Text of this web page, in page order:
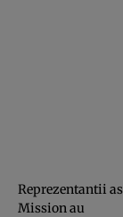
Reprezentantii
Mission au